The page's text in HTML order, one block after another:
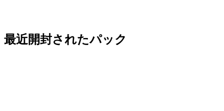
最近開封されたパック